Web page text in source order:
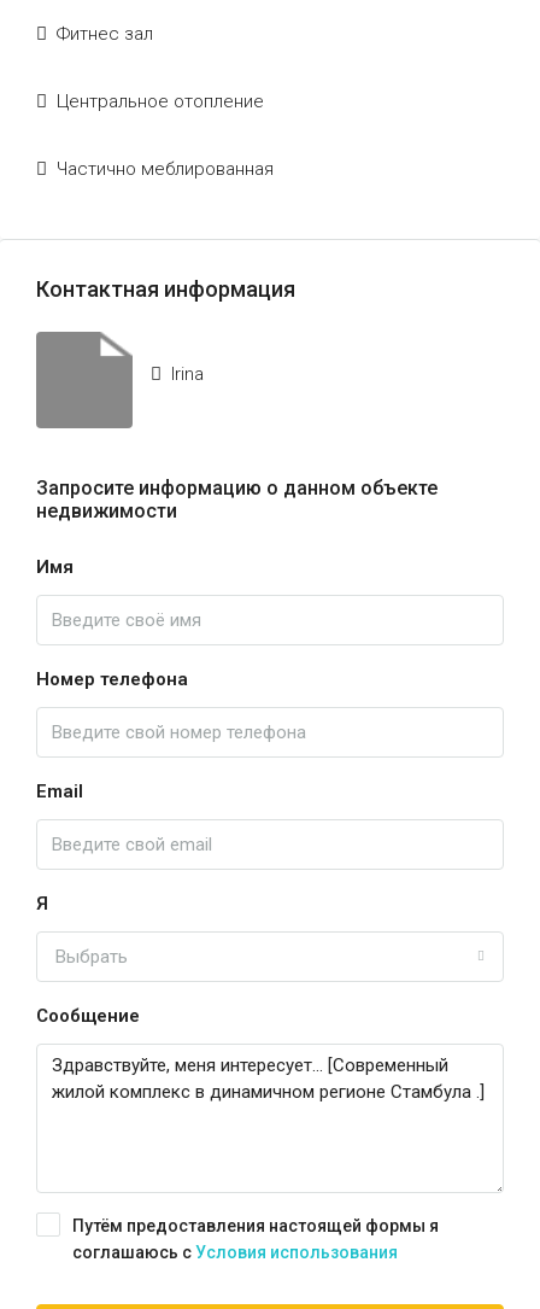
Фитнес зал
Центральное отопление
Частично меблированная
Контактная информация
Irina
Запросите информацию о данном объекте
недвижимости
Имя
Номер телефона
Email
Я
Выбрать
Сообщение
Путём предоставления настоящей формы я
соглашаюсь сУсловия использования